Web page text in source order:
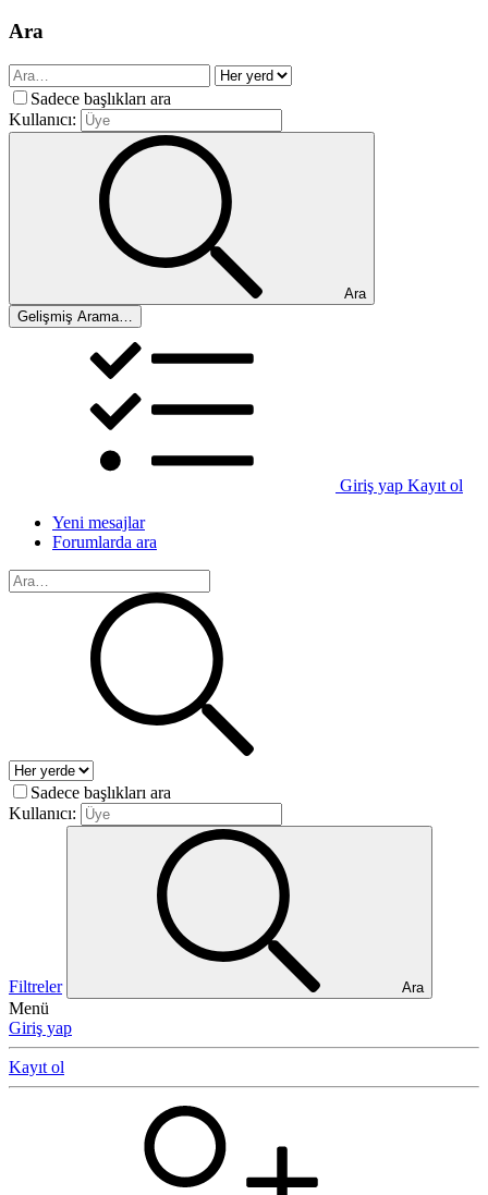
Ara
Sadece başlıkları ara
Kullanıcı:
Ara
Gelişmiş Arama…
Giriş yap Kayıt ol
Yeni mesajlar
Forumlarda ara
Sadece başlıkları ara
Kullanıcı:
Filtreler Ara
Menü
Giriş yap
Kayıt ol